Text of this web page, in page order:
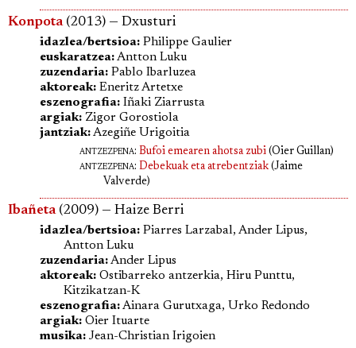
Konpota(2013) — Dxusturi
idazlea/bertsioa: Philippe Gaulier
euskaratzea:Antton Luku
zuzendaria: Pablo Ibarluzea
aktoreak: Eneritz Artetxe
eszenografia: Iñaki Ziarrusta
argiak: Zigor Gorostiola
jantziak:Azegiñe Urigoitia
antzezpena: Bufoi emearen ahotsa zubi (Oier Guillan)
antzezpena: Debekuak eta atrebentziak(Jaime
Valverde)
Ibañeta(2009) — Haize Berri
idazlea/bertsioa: Piarres Larzabal, Ander Lipus,
Antton Luku
zuzendaria:Ander Lipus
aktoreak: Ostibarreko antzerkia, Hiru Punttu,
Kitzikatzan-K
eszenografia:Ainara Gurutxaga, Urko Redondo
argiak: Oier Ituarte
musika: Jean-Christian Irigoien